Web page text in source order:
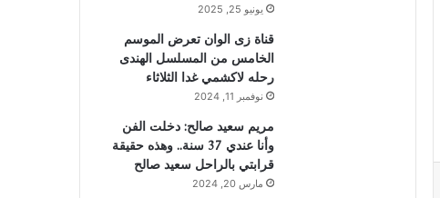
يونيو 25, 2025
قناة زى الوان تعرض الموسم
الخامس من المسلسل الهندى
رحله لاكشمي غدا الثلاثاء
نوفمبر 11, 2024
مريم سعيد صالح: دخلت الفن
وأنا عندي 37 سنة.. وهذه حقيقة
قرابتي بالراحل سعيد صالح
مارس 20, 2024